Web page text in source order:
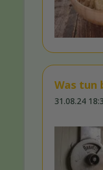
Was tun
31.08.24